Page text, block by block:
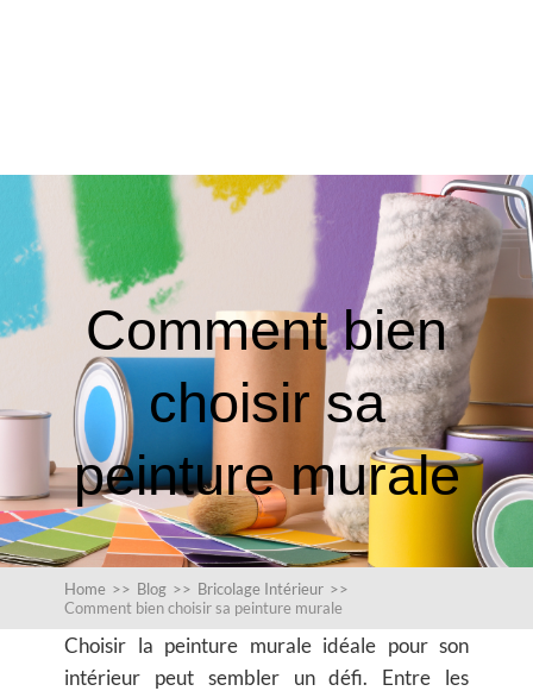
Comment bien
choisir sa
peinture murale
Home >> Blog >> Bricolage Intérieur >>
Comment bien choisir sa peinture murale
Choisir la peinture muraleidéale pour son
intérieur peut sembler un défi. Entre les